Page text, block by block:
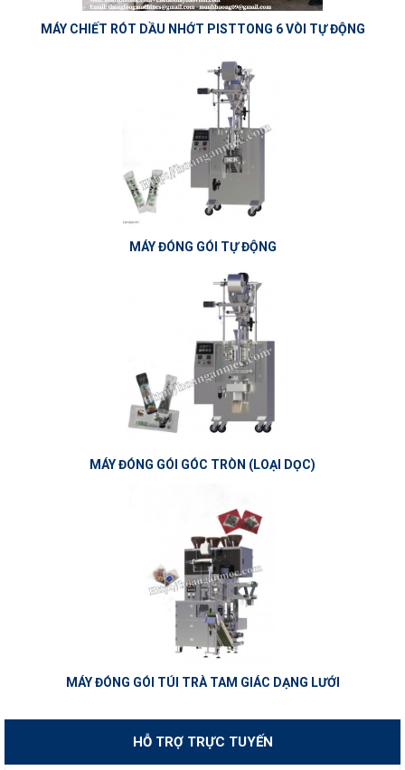
MÁY CHIẾT RÓT DẦU NHỚT PISTTONG 6 VÒI TỰ ĐỘNG
MÁY ĐÓNG GÓI TỰ ĐỘNG
MÁY ĐÓNG GÓI GÓC TRÒN (LOẠI DỌC)
MÁY ĐÓNG GÓI TÚI TRÀ TAM GIÁC DẠNG LƯỚI
HỖ TRỢ TRỰC TUYẾN